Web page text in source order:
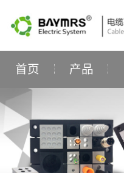
首页 产品